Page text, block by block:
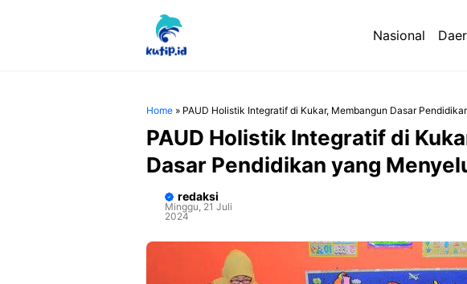
Nasional
Home » PAUD Holistik Integratif di Kukar, Membangun Dasar
PAUD Holistik Integratif di
Dasar Pendidikan yang
redaksi
Minggu, 21 Juli
2024